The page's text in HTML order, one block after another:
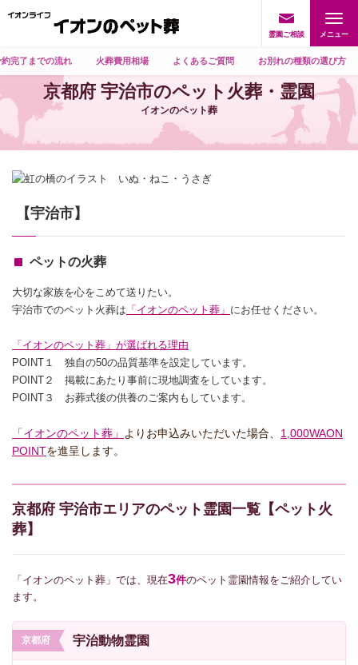
霊園ご相談
約完了までの流れ 火葬費用相場 よくあるご質問 お別れの種類の選び方
京都府 宇治市のペット火葬・霊園
イオンのペット葬
【宇治市】
ペットの火葬
大切な家族を心をこめて送りたい。
宇治市でのペット火葬は 「イオンのペット葬」 にお任せください。
「イオンのペット葬」が選ばれる理由
POINT１ 独自の50の品質基準を設定しています。
POINT２ 掲載にあたり事前に現地調査をしています。
POINT３ お葬式後の供養のご案内もしています。
「イオンのペット葬」 よりお申込みいただいた場合、 1,000WAON
POINTを進呈します。
京都府 宇治市エリアのペット霊園一覧【ペット火
葬】
「イオンのペット葬」では、現在3件のペット霊園情報をご紹介してい
ます。
京都府 宇治動物霊園